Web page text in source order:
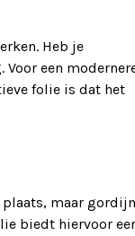
Heb je
een
folie is dat het
maar
biedt hiervoor